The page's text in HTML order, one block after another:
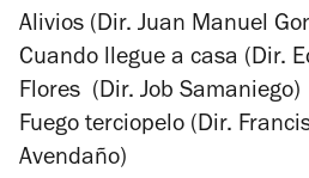
Alivios (Dir. Juan Manuel
Cuando llegue a casa (Dir.
Flores (Dir. Job Samaniego)
Fuego terciopelo (Dir.
Avendaño)